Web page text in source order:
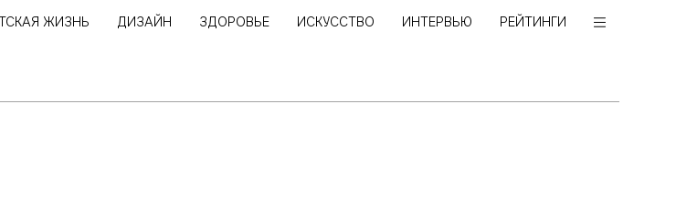
ЖИЗНЬ ДИЗАЙН ЗДОРОВЬЕ ИСКУССТВО ИНТЕРВЬЮ РЕЙТИНГИ